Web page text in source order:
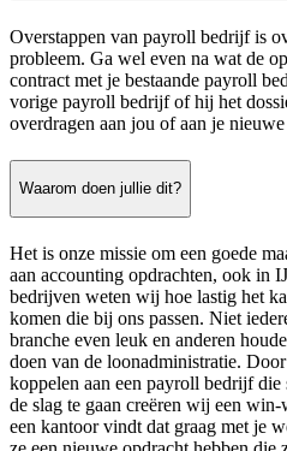
Overstappen van payroll bedrijf is
probleem. Ga wel even na wat de
contract met je bestaande payroll
vorige payroll bedrijf of hij het
overdragen aan jou of aan je
Waarom doen jullie dit?
Het is onze missie om een goede
aan accounting opdrachten, ook in
bedrijven weten wij hoe lastig het
komen die bij ons passen. Niet
branche even leuk en anderen
doen van de loonadministratie.
koppelen aan een payroll bedrijf die
de slag te gaan creëren wij een
een kantoor vindt dat graag met je